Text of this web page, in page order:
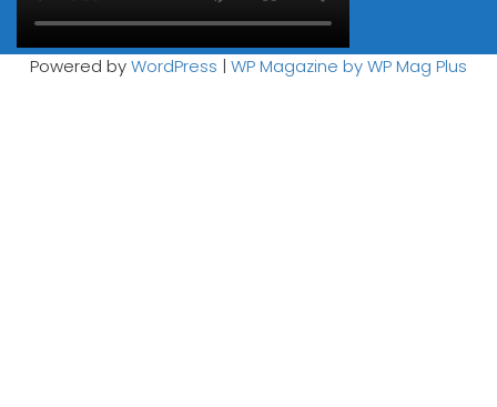
Powered byWordPress | WP Magazine by WP Mag Plus